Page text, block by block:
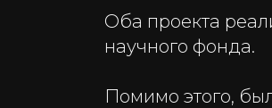
Оба проекта
научного фонда.
Помимо этого,